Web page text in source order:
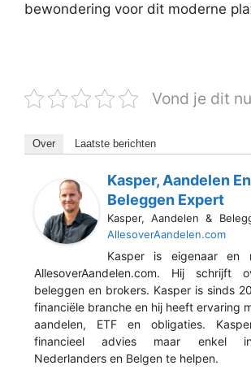
bewondering voor dit moderne
Vond je dit
Over Laatste berichten
Kasper, Aandelen En
Beleggen Expert
Kasper, Aandelen &
AllesoverAandelen.com
Kasper is eigenaar en
AllesoverAandelen.com. Hij schrijft
beleggen en brokers. Kasper is sinds
financiële branche en hij heeft ervaring
aandelen, ETF en obligaties.
financieel advies maar enkel
Nederlanders en Belgen te helpen.